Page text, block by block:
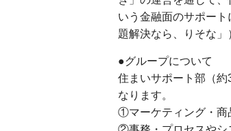
いう金融面のサポー
題解決なら、りそな
●グループについて
住まいサポート部（
なります。
①マーケティング・商